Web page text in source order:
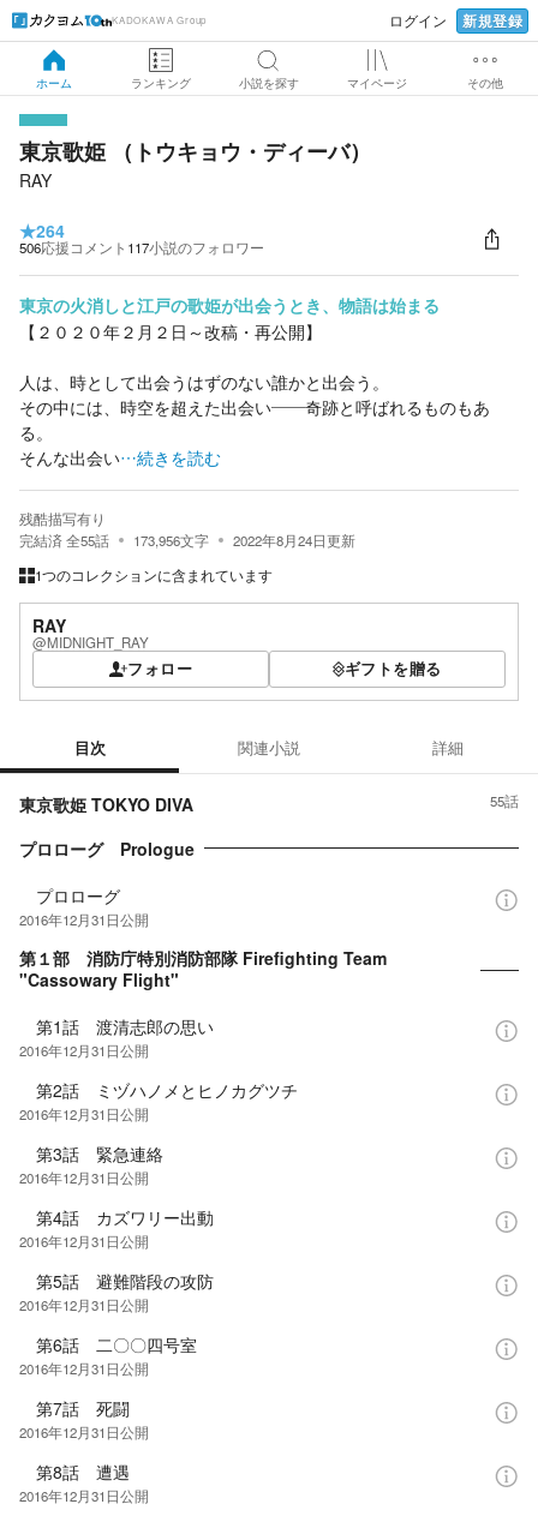
KADOKAWA Group ログイン 新規登録
ホーム ランキング 小説を探す マイページ その他
東京歌姫 （トウキョウ・ディーバ）
RAY
★264
506応援コメント 117小説のフォロワー
東京の火消しと江戸の歌姫が出会うとき、物語は始まる
【２０２０年２月２日～改稿・再公開】
人は、時として出会うはずのない誰かと出会う。
その中には、時空を超えた出会い――奇跡と呼ばれるものもあ
る。
そんな出会い…続きを読む
残酷描写有り
完結済全55話 173,956文字 2022年8月24日更新
1つのコレクションに含まれています
RAY
@MIDNIGHT_RAY
フォロー ギフトを贈る
目次 関連小説 詳細
東京歌姫 TOKYO DIVA 55話
プロローグ Prologue
プロローグ
2016年12月31日公開
第１部 消防庁特別消防部隊 Firefighting Team
"Cassowary Flight"
第1話 渡清志郎の思い
2016年12月31日公開
第2話 ミヅハノメとヒノカグツチ
2016年12月31日公開
第3話 緊急連絡
2016年12月31日公開
第4話 カズワリー出動
2016年12月31日公開
第5話 避難階段の攻防
2016年12月31日公開
第6話 二〇〇四号室
2016年12月31日公開
第7話 死闘
2016年12月31日公開
第8話 遭遇
2016年12月31日公開